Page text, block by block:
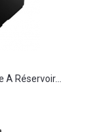
À Réservoir...